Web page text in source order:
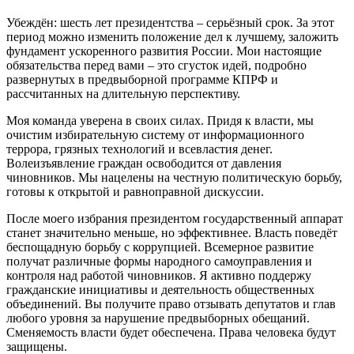
Убеждён: шесть лет президентства – серьёзный срок. За этот
период можно изменить положение дел к лучшему, заложить
фундамент ускоренного развития России. Мои настоящие
обязательства перед вами – это сгусток идей, подробно
развернутых в предвыборной программе КПРФ и
рассчитанных на длительную перспективу.
Моя команда уверена в своих силах. Придя к власти, мы
очистим избирательную систему от информационного
террора, грязных технологий и всевластия денег.
Волеизъявление граждан освободится от давления
чиновников. Мы нацелены на честную политическую борьбу,
готовы к открытой и равноправной дискуссии.
После моего избрания президентом государственный аппарат
станет значительно меньше, но эффективнее. Власть поведёт
беспощадную борьбу с коррупцией. Всемерное развитие
получат различные формы народного самоуправления и
контроля над работой чиновников. Я активно поддержу
гражданские инициативы и деятельность общественных
объединений. Вы получите право отзывать депутатов и глав
любого уровня за нарушение предвыборных обещаний.
Сменяемость власти будет обеспечена. Права человека будут
защищены.